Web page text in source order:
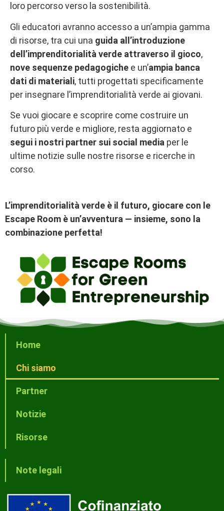
loro percorso verso la sostenibilità.
Gli educatori avranno accesso a un’ampia gamma
di risorse, tra cui una guida all’introduzione
dell’imprenditorialità verde attraverso il gioco,
nove sequenze pedagogiche e un’ampia banca
dati di materiali, tutti progettati specificamente
per insegnare l’imprenditorialità verde ai giovani.
Se vuoi giocare e scoprire come costruire un
futuro più verde e migliore, resta aggiornato e
segui i nostri partner sui social media per le
ultime notizie sulle nostre risorse e ricerche in
corso.
L’imprenditorialità verde è il futuro, giocare con le
Escape Room è un’avventura — insieme, sono la
combinazione perfetta!
Home
Chi siamo
Partner
Notizie
Risorse
Note legali